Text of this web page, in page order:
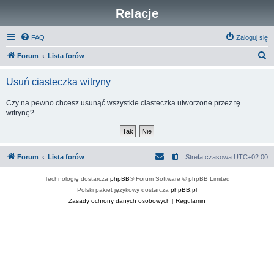
Relacje
FAQ Zaloguj się
Forum Lista forów
Usuń ciasteczka witryny
Czy na pewno chcesz usunąć wszystkie ciasteczka utworzone przez tę
witrynę?
Forum Lista forów Strefa czasowa UTC+02:00
Technologię dostarcza phpBB® Forum Software © phpBB Limited
Polski pakiet językowy dostarcza phpBB.pl
Zasady ochrony danych osobowych | Regulamin